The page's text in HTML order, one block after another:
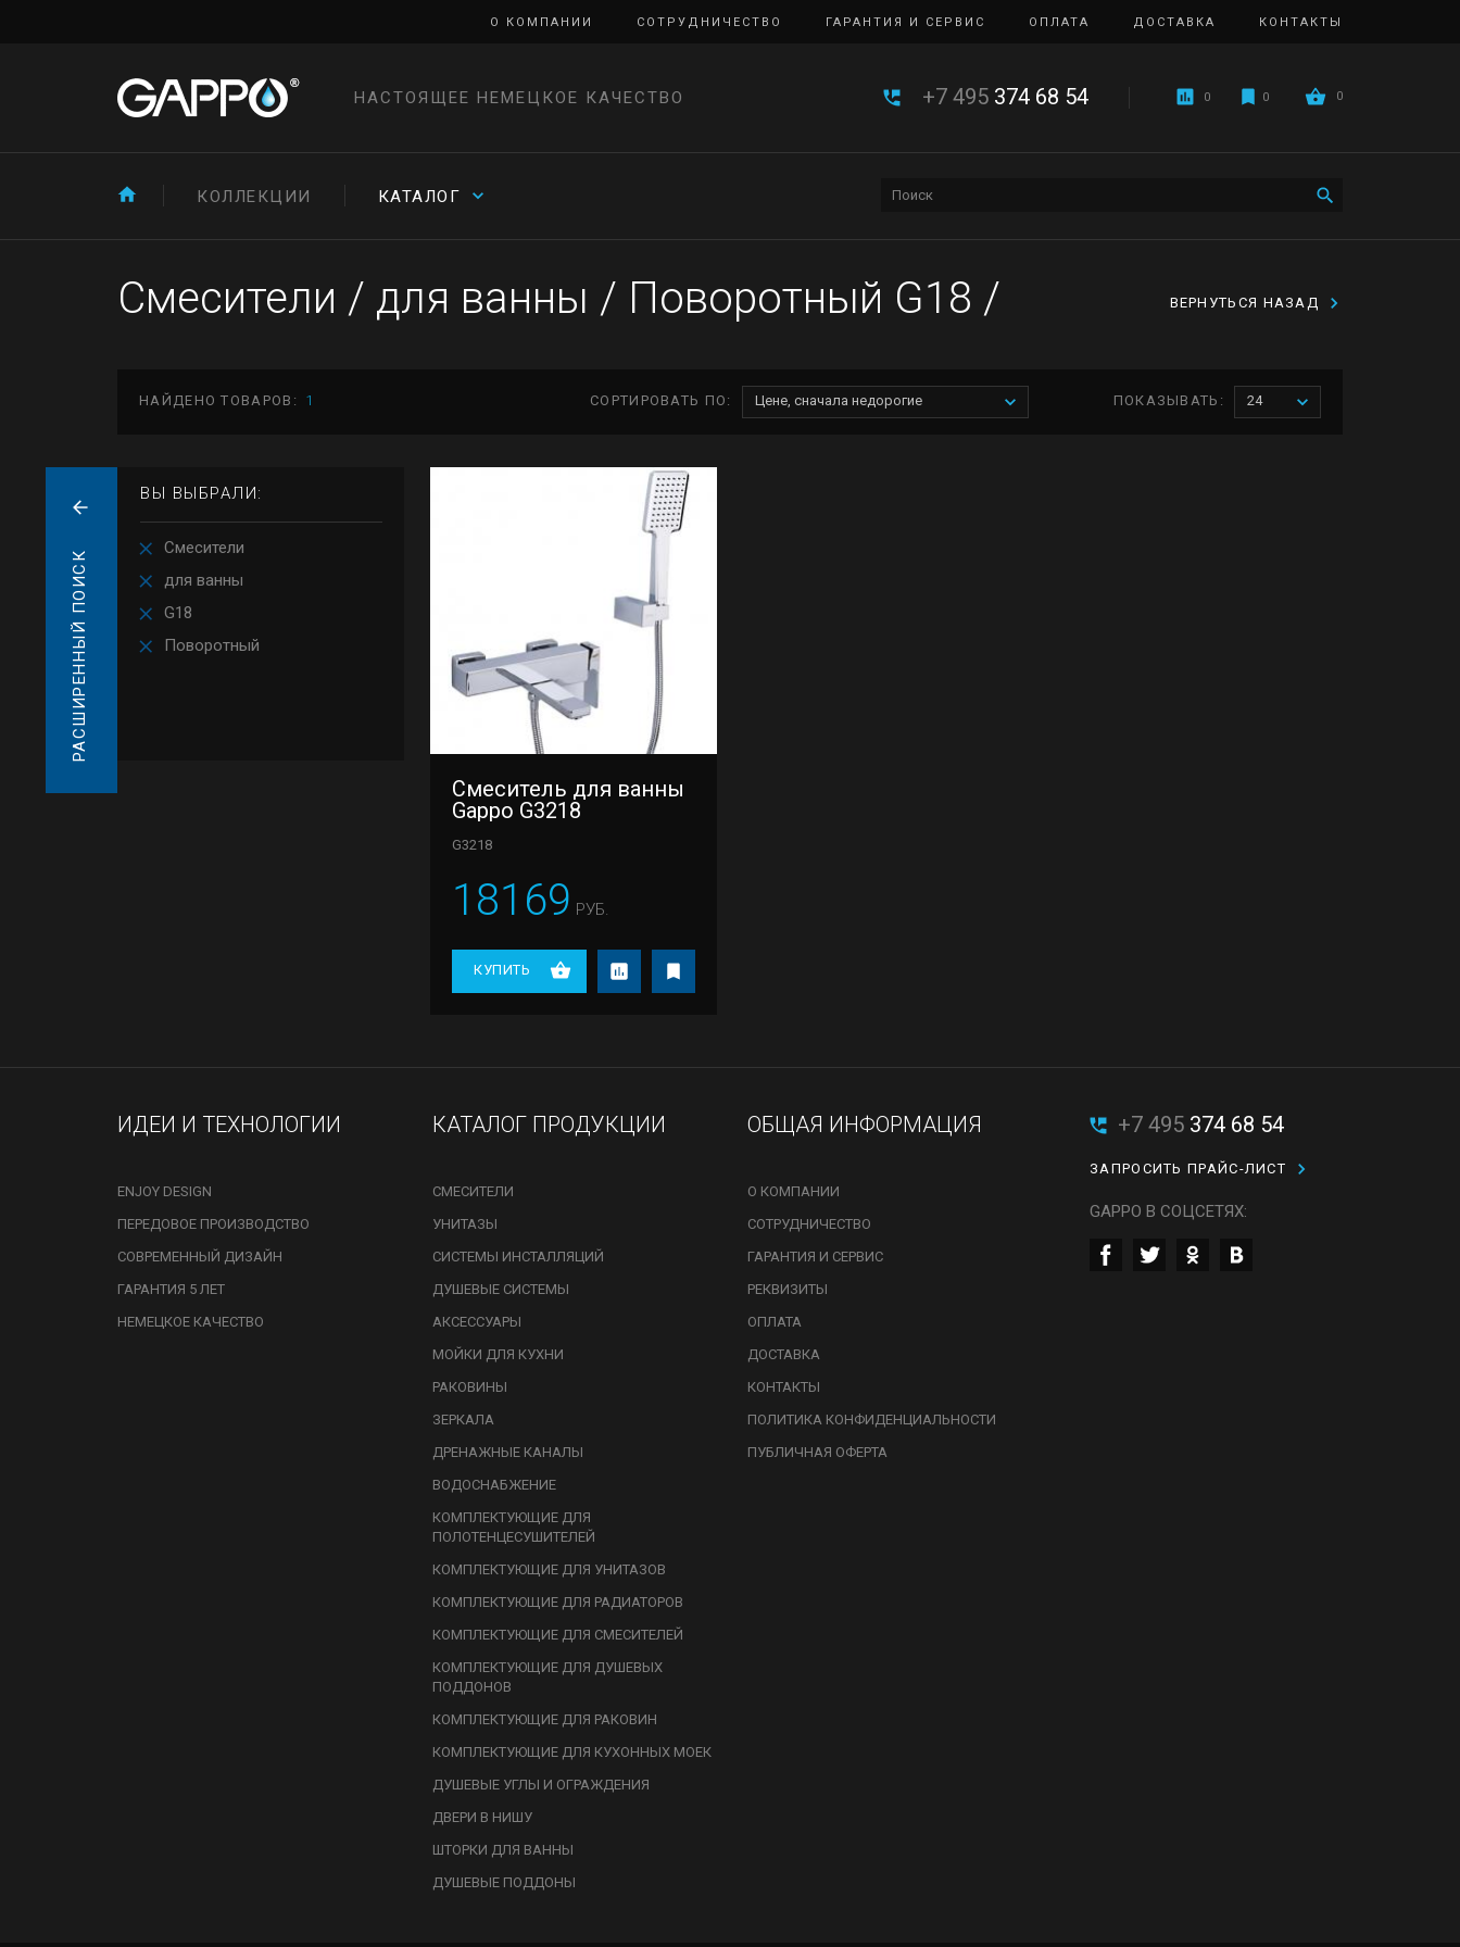
О КОМПАНИИ СОТРУДНИЧЕСТВО ГАРАНТИЯ И СЕРВИС ОПЛАТА ДОСТАВКА КОНТАКТЫ
НАСТОЯЩЕЕ НЕМЕЦКОЕ КАЧЕСТВО +7 495 374 68 54 0 0 0
КОЛЛЕКЦИИ КАТАЛОГ
ВЕРНУТЬСЯ НАЗАД
Смесители / для ванны / Поворотный G18 /
НАЙДЕНО ТОВАРОВ: 1 СОРТИРОВАТЬ ПО: Цене, сначала недорогие ПОКАЗЫВАТЬ: 24
РАСШИРЕННЫЙ ПОИСК
ВЫ ВЫБРАЛИ:
Смесители
для ванны
G18
Поворотный
Смеситель для ванны
Gappo G3218
G3218
18169 РУБ.
КУПИТЬ
ИДЕИ И ТЕХНОЛОГИИ
ENJOY DESIGN
ПЕРЕДОВОЕ ПРОИЗВОДСТВО
СОВРЕМЕННЫЙ ДИЗАЙН
ГАРАНТИЯ 5 ЛЕТ
НЕМЕЦКОЕ КАЧЕСТВО
КАТАЛОГ ПРОДУКЦИИ
СМЕСИТЕЛИ
УНИТАЗЫ
СИСТЕМЫ ИНСТАЛЛЯЦИЙ
ДУШЕВЫЕ СИСТЕМЫ
АКСЕССУАРЫ
МОЙКИ ДЛЯ КУХНИ
РАКОВИНЫ
ЗЕРКАЛА
ДРЕНАЖНЫЕ КАНАЛЫ
ВОДОСНАБЖЕНИЕ
КОМПЛЕКТУЮЩИЕ ДЛЯ
ПОЛОТЕНЦЕСУШИТЕЛЕЙ
КОМПЛЕКТУЮЩИЕ ДЛЯ УНИТАЗОВ
КОМПЛЕКТУЮЩИЕ ДЛЯ РАДИАТОРОВ
КОМПЛЕКТУЮЩИЕ ДЛЯ СМЕСИТЕЛЕЙ
КОМПЛЕКТУЮЩИЕ ДЛЯ ДУШЕВЫХ
ПОДДОНОВ
КОМПЛЕКТУЮЩИЕ ДЛЯ РАКОВИН
КОМПЛЕКТУЮЩИЕ ДЛЯ КУХОННЫХ МОЕК
ДУШЕВЫЕ УГЛЫ И ОГРАЖДЕНИЯ
ДВЕРИ В НИШУ
ШТОРКИ ДЛЯ ВАННЫ
ДУШЕВЫЕ ПОДДОНЫ
ОБЩАЯ ИНФОРМАЦИЯ
О КОМПАНИИ
СОТРУДНИЧЕСТВО
ГАРАНТИЯ И СЕРВИС
РЕКВИЗИТЫ
ОПЛАТА
ДОСТАВКА
КОНТАКТЫ
ПОЛИТИКА КОНФИДЕНЦИАЛЬНОСТИ
ПУБЛИЧНАЯ ОФЕРТА
+7 495 374 68 54
ЗАПРОСИТЬ ПРАЙС-ЛИСТ
GAPPO В СОЦСЕТЯХ: